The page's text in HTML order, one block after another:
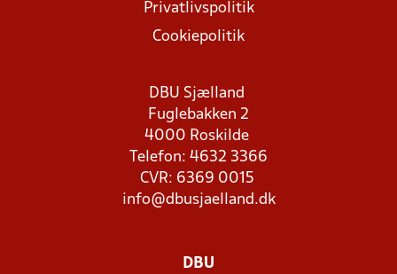
Privatlivspolitik
Cookiepolitik
DBU Sjælland
Fuglebakken 2
4000 Roskilde
Telefon: 4632 3366
CVR: 6369 0015
info@dbusjaelland.dk
DBU